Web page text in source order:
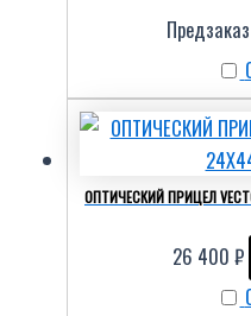
Предзаказ
ОПТИЧЕСКИЙ ПРИЦЕЛ
26 400 ₽